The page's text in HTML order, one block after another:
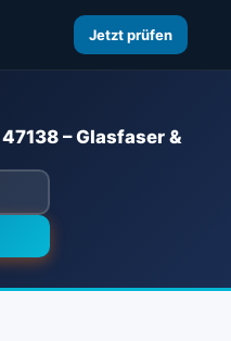
Jetzt prüfen
– Glasfaser &